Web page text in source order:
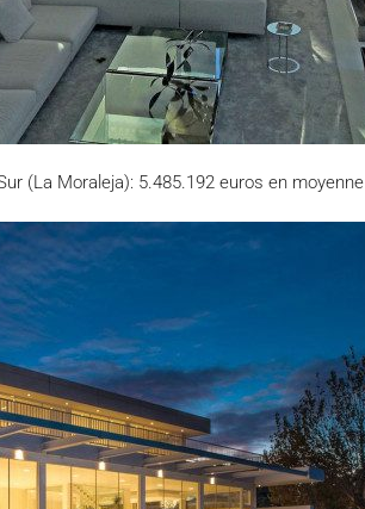
(La Moraleja): 5.485.192 euros en moyenne